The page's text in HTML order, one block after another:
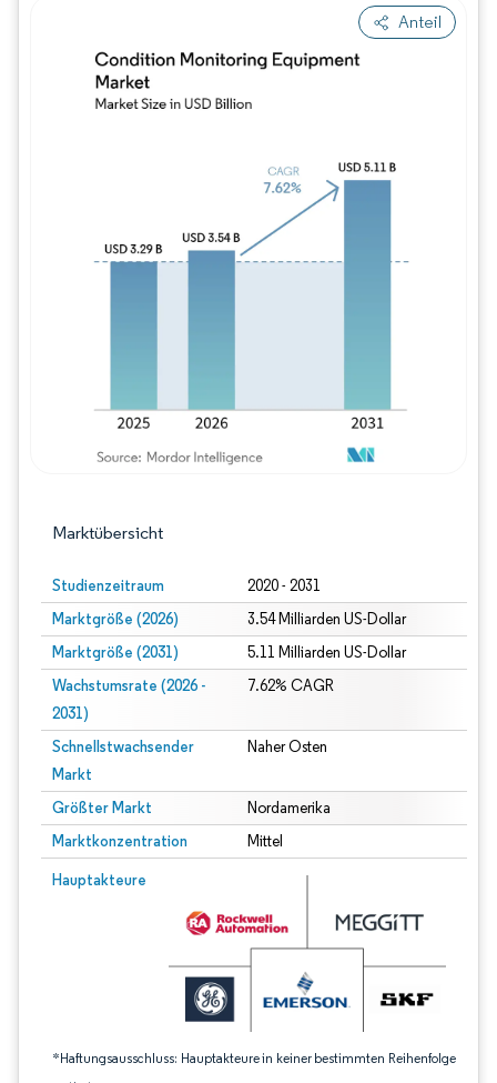
Anteil
Marktübersicht
Studienzeitraum 2020 - 2031
Marktgröße (2026) 3.54 Milliarden US-Dollar
Marktgröße (2031) 5.11 Milliarden US-Dollar
Wachstumsrate (2026 -
2031)
7.62% CAGR
Schnellstwachsender
Markt
Naher Osten
Größter Markt Nordamerika
Marktkonzentration Mittel
Hauptakteure
*Haftungsausschluss: Hauptakteure in keiner bestimmten Reihenfolge
Bild © Mordor Intelligence. Wiederverwendung erfordert Namensnennung